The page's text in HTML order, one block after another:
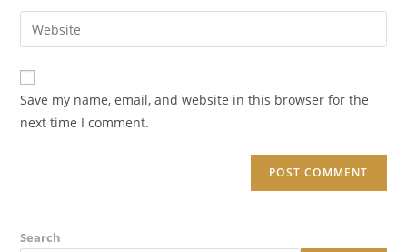
comment
email
address
comment
Enter
your
website
URL
(optional)
Save my name, email, and website in this browser for the
next time I comment.
Search